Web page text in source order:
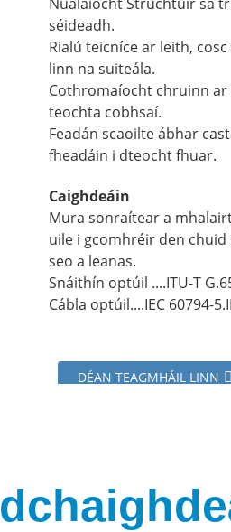
séideadh.
Rialú teicníce ar leith,
linn na suiteála.
Cothromaíocht chruinn
teochta cobhsaí.
Feadán scaoilte ábhar
fheadáin i dteocht fhuar.
Caighdeáin
Mura sonraítear a
uile i gcomhréir den
seo a leanas.
Snáithín optúil ....ITU-T
Cábla optúil....IEC 60794-
DÉAN TEAGMHÁIL LINN